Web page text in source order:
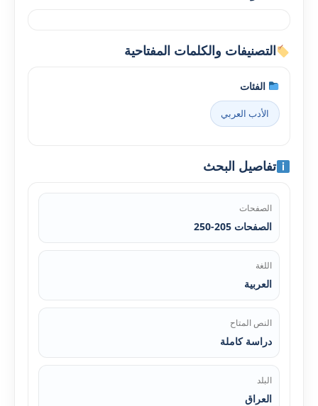
التصنيفات والكلمات المفتاحية
الفئات
الأدب العربي
تفاصيل البحث
الصفحات
الصفحات 205-250
اللغة
العربية
النص المتاح
دراسة كاملة
البلد
العراق